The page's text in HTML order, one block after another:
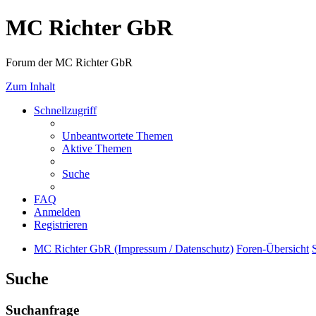
MC Richter GbR
Forum der MC Richter GbR
Zum Inhalt
Schnellzugriff
Unbeantwortete Themen
Aktive Themen
Suche
FAQ
Anmelden
Registrieren
MC Richter GbR (Impressum / Datenschutz) Foren-Übersicht
Suche
Suchanfrage